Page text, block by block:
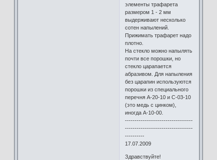
элементы трафарета
размером 1 - 2 мм
выдерживают несколько
сотен напылений.
Прижимать трафарет надо
плотно.
На стекло можно напылять
почти все порошки, но
стекло царапается
абразивом. Для напыления
без царапин используются
порошки из специального
перечня А-20-10 и С-03-10
(это медь с цинком),
иногда А-10-00.
-----------------------------------
-----------------------------------
----------
17.07.2009
Здравствуйте!